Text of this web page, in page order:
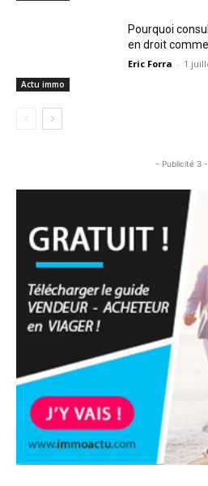
Actu immo
Pourquoi
en droit
Eric Forra - 1
- Publicité 3 -